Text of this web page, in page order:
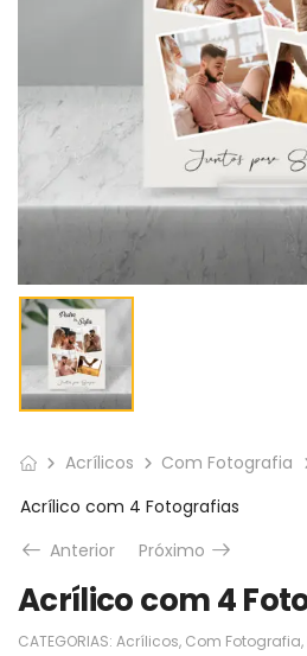
Acrílicos
Com Fotografia
Acrílico com 4 Fotografias
Anterior
Próximo
Acrílico com 4
CATEGORIAS: Acrílicos, Com Fotografia,